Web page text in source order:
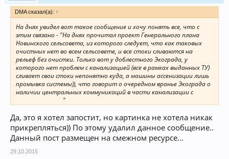
DMA сказал(а): ↑
На днях увидел вот такое сообщение и хочу понять все, что с
этим связано - "На днях прочитал проект Генерального плана
Новинского сельсовета, из которого следует, что как таковых
очистных нет во всем сельсовете, и все стоки сливаются на
рельеф без очистки. Только вот у доблестного Экограда, у
которого нет проблем с канализацией (все в рамках выданных ТУ)
сливает свои стоки непонятно куда, а машины ассенизации лишь
промывка системы)), что говорит о очередном вранье Экограда о
наличии центральных коммуникаций в части канализации с
самого начала..."
Да, это я хотел запостит, но картинка не хотела никак
прикрепляться)) По этому удалил данное сообщение..
Данный пост размещен на смежном ресурсе...
29.10.2015